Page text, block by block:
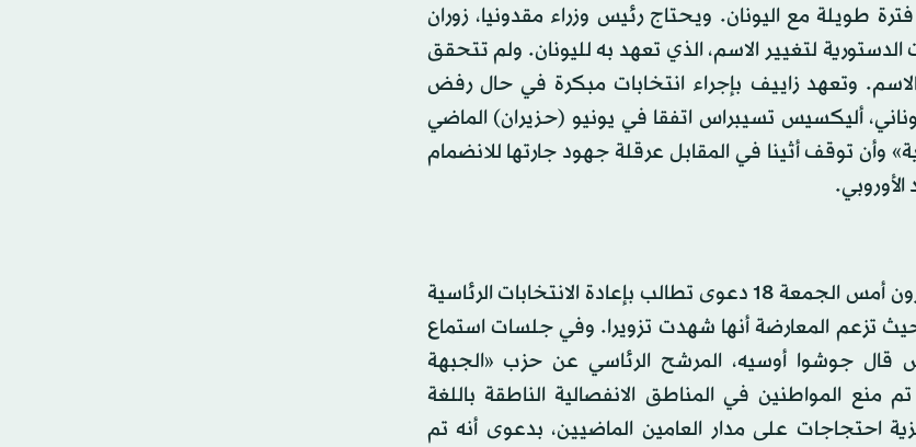
طويلة مع اليونان. ويحتاج رئيس وزراء مقدونيا، زوران
نائبا، للبدء في الإجراءات الدستورية لتغيير الاسم، الذي تعهد به لليونان. ولم تتحقق
وتعهد زاييف بإجراء انتخابات مبكرة في حال رفض
أليكسيس تسيبراس اتفقا في يونيو (حزيران) الماضي
وأن توقف أثينا في المقابل عرقلة جهود جارتها للانضمام
ياوندي - «الشرق الأوسط»: رفضت المحكمة الدستورية في الكاميرون أمس الجمعة 18 دعوى تطالب بإعادة الانتخابات الرئاسية
تزعم المعارضة أنها شهدت تزويرا. وفي جلسات استماع
قال جوشوا أوسيه، المرشح الرئاسي عن حزب «الجبهة
منع المواطنين في المناطق الانفصالية الناطقة باللغة
احتجاجات على مدار العامين الماضيين، بدعوى أنه تم